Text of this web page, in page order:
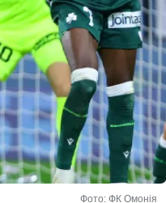
Фото: ФК Омонія